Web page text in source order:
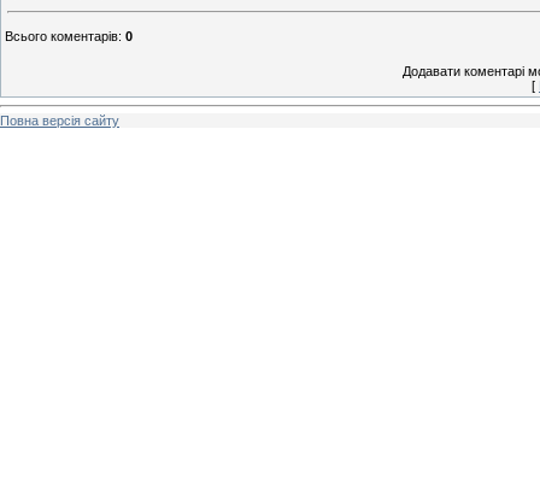
Всього коментарів: 0
Додавати коментарі
[
Повна версія сайту